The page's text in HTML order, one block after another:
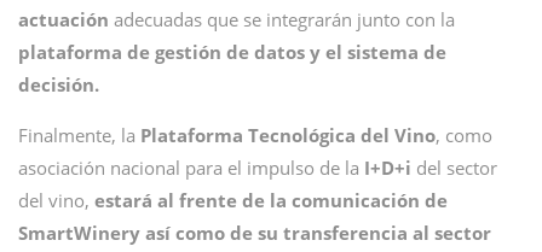
actuación adecuadas que se integrarán junto con la
plataforma de gestión de datos y el sistema de
decisión.
Finalmente, la Plataforma Tecnológica del Vino, como
asociación nacional para el impulso de la I+D+i del sector
del vino, estará al frente de la comunicación de
SmartWinery así como de su transferencia al sector